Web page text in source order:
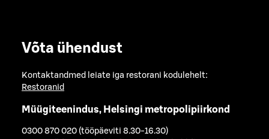
Võta ühendust
Kontaktandmed leiate iga restorani kodulehelt:
Restoranid
Müügiteenindus, Helsingi metropolipiirkond
0300 870 020 (tööpäeviti 8.30-16.30)